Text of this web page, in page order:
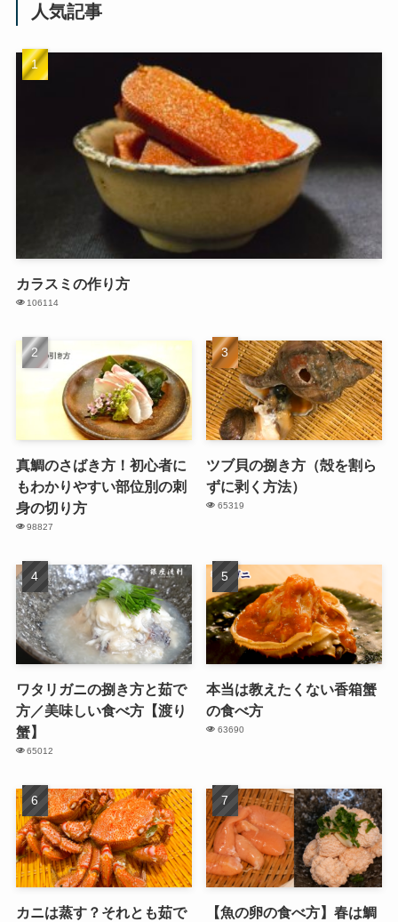
人気記事
カラスミの作り方
106114
真鯛のさばき方！初心者に
もわかりやすい部位別の刺
身の切り方
98827
ツブ貝の捌き方（殻を割ら
ずに剥く方法）
65319
ワタリガニの捌き方と茹で
方／美味しい食べ方【渡り
蟹】
65012
本当は教えたくない香箱蟹
の食べ方
63690
カニは蒸す？それとも茹で
【魚の卵の食べ方】春は鯛